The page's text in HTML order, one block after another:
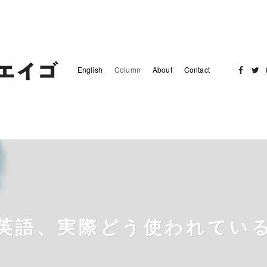
English Column About Contact
語、実際どう使われてい